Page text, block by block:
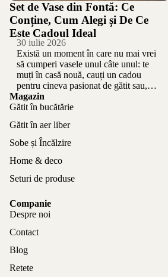
Set de Vase din Fontă: Ce
Conține, Cum Alegi și De Ce
Este Cadoul Ideal
30 iulie 2026
Există un moment în care nu mai vrei
să cumperi vasele unul câte unul: te
muți în casă nouă, cauți un cadou
pentru cineva pasionat de gătit sau,
pur și...
Magazin
Gătit în bucătărie
Gătit în aer liber
Sobe și Încălzire
Home & deco
Seturi de produse
Companie
Despre noi
Contact
Blog
Retete